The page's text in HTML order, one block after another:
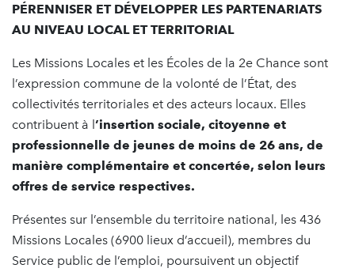
PÉRENNISER ET DÉVELOPPER LES PARTENARIATS
AU NIVEAU LOCAL ET TERRITORIAL
Les Missions Locales et les Écoles de la 2e Chance sont
l’expression commune de la volonté de l’État, des
collectivités territoriales et des acteurs locaux. Elles
contribuent à l’insertion sociale, citoyenne et
professionnelle de jeunes de moins de 26 ans, de
manière complémentaire et concertée, selon leurs
offres de service respectives.
Présentes sur l’ensemble du territoire national, les 436
Missions Locales (6900 lieux d’accueil), membres du
Service public de l’emploi, poursuivent un objectif